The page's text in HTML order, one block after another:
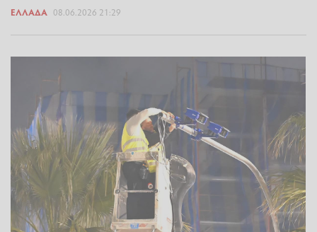
ΕΛΛΆΔΑ 08.06.2026 21:29